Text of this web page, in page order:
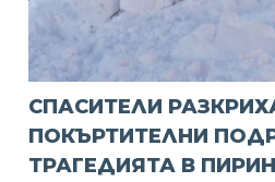
СПАСИТЕЛИ
ПОКЪРТИТЕЛНИ
ТРАГЕДИЯТА В